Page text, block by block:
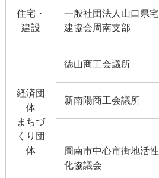
住宅・
建設
一般社団法人山口県宅
建協会周南支部
経済団
体
まちづ
くり団
体
徳山商工会議所
新南陽商工会議所
周南市中心市街地活性
化協議会